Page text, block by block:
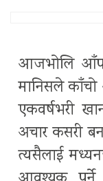
आजभोलि
मानिसले
एकवर्षभरी
अचार कसरी
त्यसैलाई